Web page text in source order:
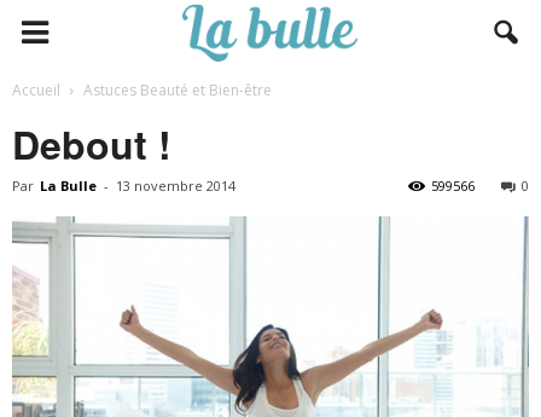
Accueil Astuces Beauté et Bien-être
Debout !
Par La Bulle - 13 novembre 2014 0
599566